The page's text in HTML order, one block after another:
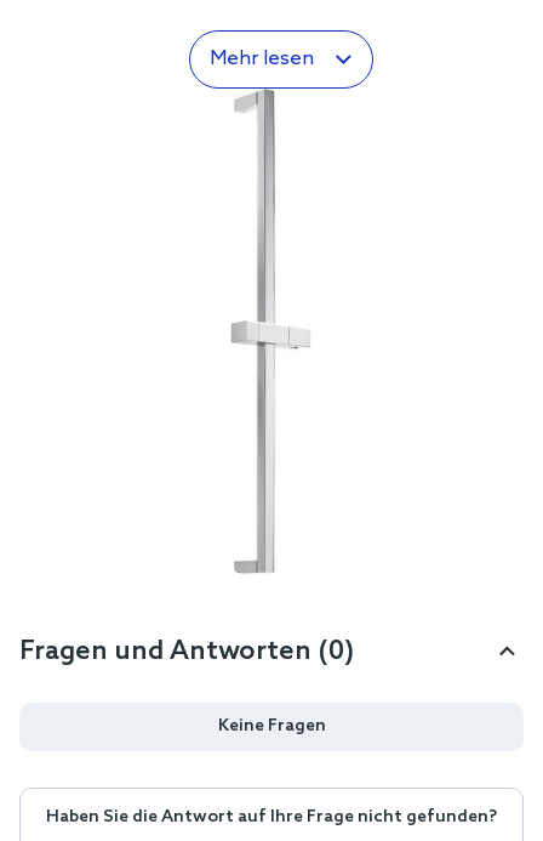
Mehr lesen
Fragen und Antworten (0)
Keine Fragen
Haben Sie die Antwort auf Ihre Frage nicht gefunden?